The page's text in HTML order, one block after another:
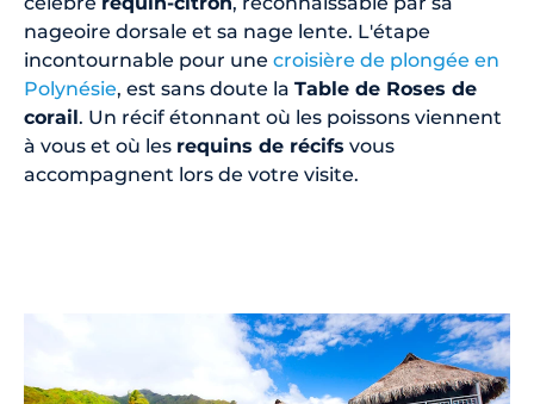
nageoire dorsale et sa nage lente. L'étape
incontournable pour une croisière de plongée en
Polynésie, est sans doute la Table de Roses de
corail. Un récif étonnant où les poissons viennent
à vous et où les requins de récifs vous
accompagnent lors de votre visite.